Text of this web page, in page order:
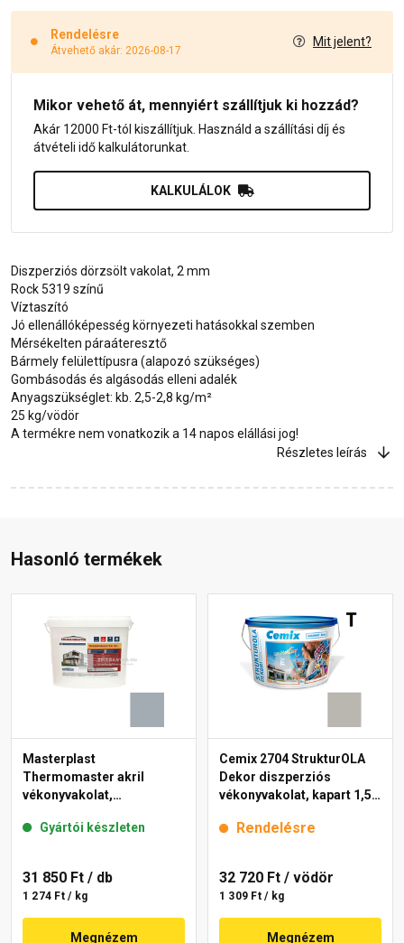
Rendelésre
Átvehető akár: 2026-08-17
Mit jelent?
Mikor vehető át, mennyiért szállítjuk ki hozzád?
Akár 12000 Ft-tól kiszállítjuk. Használd a szállítási díj és
átvételi idő kalkulátorunkat.
KALKULÁLOK
Diszperziós dörzsölt vakolat, 2 mm
Rock 5319 színű
Víztaszító
Jó ellenállóképesség környezeti hatásokkal szemben
Mérsékelten páraáteresztő
Bármely felülettípusra (alapozó szükséges)
Gombásodás és algásodás elleni adalék
Anyagszükséglet: kb. 2,5-2,8 kg/m²
25 kg/vödör
A termékre nem vonatkozik a 14 napos elállási jog!
Részletes leírás
Hasonló termékek
Masterplast
Thermomaster akril
vékonyvakolat,
50-E 25 kg
Gyártói készleten
31 850 Ft / db
1 274 Ft / kg
Megnézem
Cemix 2704 StrukturOLA
Dekor diszperziós
vékonyvakolat, kapart 1,5
Rendelésre
32 720 Ft / vödör
1 309 Ft / kg
Megnézem